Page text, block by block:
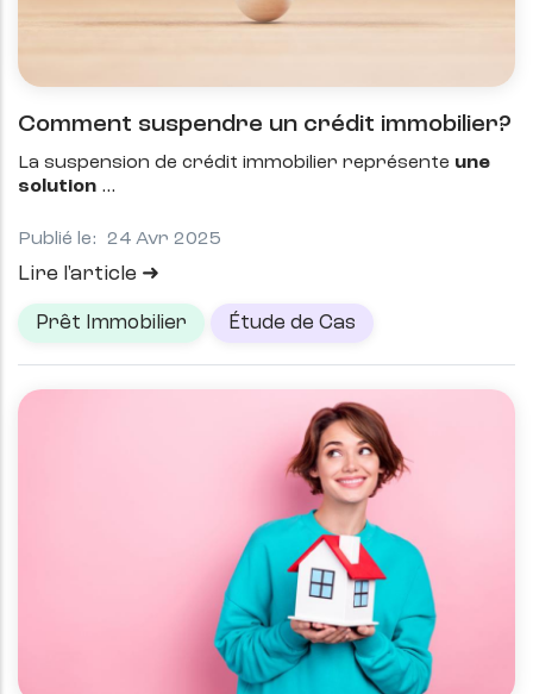
Comment suspendre un crédit immobilier?
La suspension de crédit immobilier représente une
solution
Publié le: 24 Avr 2025
Lire l'article
Prêt Immobilier Étude de Cas